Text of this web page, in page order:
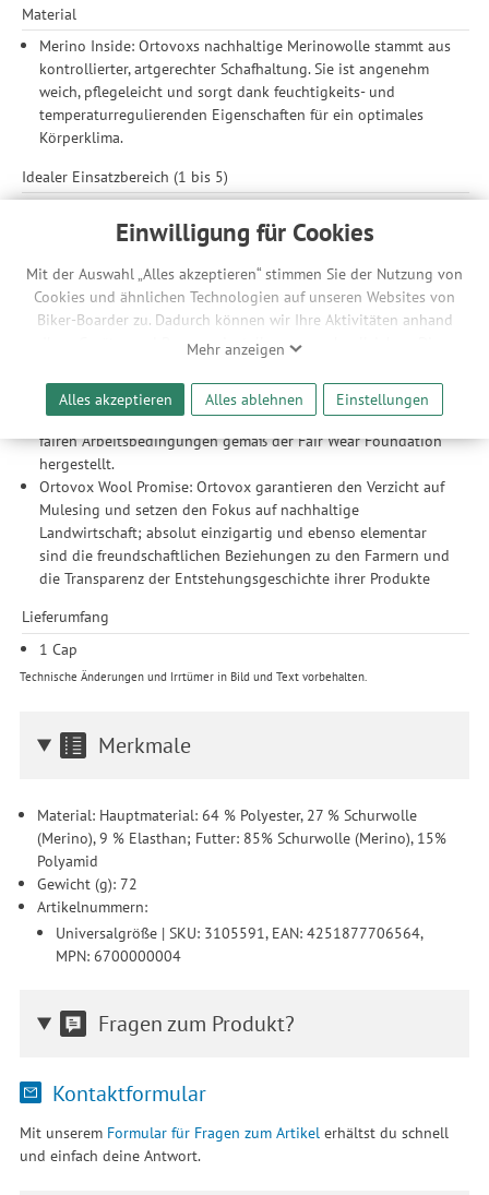
Einwilligung für Cookies
Mit der Auswahl „Alles akzeptieren“ stimmen Sie der Nutzung von
Cookies und ähnlichen Technologien auf unseren Websites von
Biker-Boarder zu. Dadurch können wir Ihre Aktivitäten anhand
Ihrer Geräte- und Browsereinstellungen nachvollziehen. Dies
ermöglicht es uns, anhand ihrer Interessen nutzungsbasierte
Werbeanzeigen für Sie bereitzustellen sowie Funktionalitäten
unserer Website sicherzustellen und stetig zu verbessern. Dabei
werden Ihre Daten auch an Drittanbieter und Werbepartner
weitergegeben. Die Verarbeitung erfolgt ausschließlich zum
Zwecke der Einbindung von Streaming-Inhalten und der
Durchführung von statistischer Analyse, Reichweitenmessungen,
Produktempfehlungen und nutzungsbasierter Werbung.
Informationen zu den einzelnen Funktionen, den Drittanbietern
und der Speicherdauer finden Sie unter Einstellungen. Diese
Einwilligung ist freiwillig, für die Nutzung unserer Website nicht
erforderlich und gilt, bis sie widerrufen wird. Sie können Ihre
Einwilligung unter Einstellungen lediglich für bestimmte
Drittanbieter erteilen und jederzeit für die Zukunft widerrufen.
Mehr anzeigen
Alles akzeptieren Alles ablehnen Einstellungen
Material
Merino Inside: Ortovoxs nachhaltige Merinowolle stammt aus
kontrollierter, artgerechter Schafhaltung. Sie ist angenehm
weich, pflegeleicht und sorgt dank feuchtigkeits- und
temperaturregulierenden Eigenschaften für ein optimales
Körperklima.
Idealer Einsatzbereich (1 bis 5)
Hochtour: 5
Skitour: 5
Passform
Nachhaltigkeit
Fair Wear Foundation (FWF): Dieses Produkt wurde unter
fairen Arbeitsbedingungen gemäß der Fair Wear Foundation
hergestellt.
Ortovox Wool Promise: Ortovox garantieren den Verzicht auf
Mulesing und setzen den Fokus auf nachhaltige
Landwirtschaft; absolut einzigartig und ebenso elementar
sind die freundschaftlichen Beziehungen zu den Farmern und
die Transparenz der Entstehungsgeschichte ihrer Produkte
Lieferumfang
1 Cap
Technische Änderungen und Irrtümer in Bild und Text vorbehalten.
Merkmale
Material: Hauptmaterial: 64 % Polyester, 27 % Schurwolle
(Merino), 9 % Elasthan; Futter: 85% Schurwolle (Merino), 15%
Polyamid
Gewicht (g): 72
Artikelnummern:
Universalgröße | SKU: 3105591, EAN: 4251877706564,
MPN: 6700000004
Fragen zum Produkt?
Kontaktformular
Mit unserem Formular für Fragen zum Artikelerhältst du schnell
und einfach deine Antwort.